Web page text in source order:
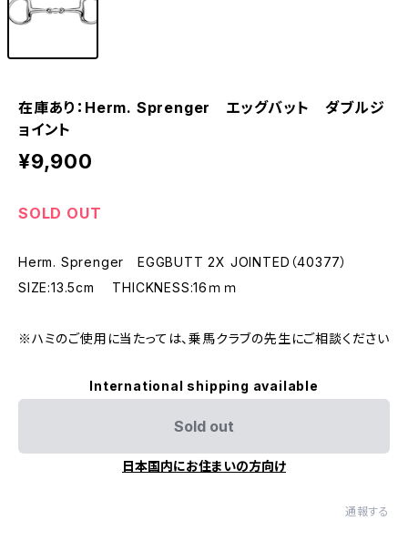
在庫あり：Herm. Sprenger エッグバット ダブルジ
ョイント
¥9,900
SOLD OUT
Herm. Sprenger EGGBUTT 2X JOINTED（40377）
SIZE:13.5cm THICKNESS:16ｍｍ
※ハミのご使用に当たっては、乗馬クラブの先生にご相談ください
International shipping available
Sold out
日本国内にお住まいの方向け
通報する